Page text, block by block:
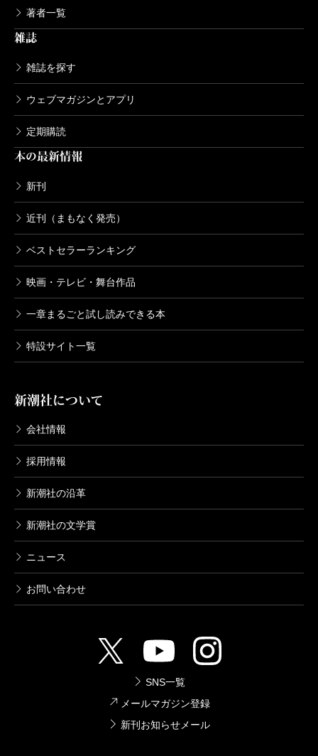
著者一覧
雑誌
雑誌を探す
ウェブマガジンとアプリ
定期購読
本の最新情報
新刊
近刊（まもなく発売）
ベストセラーランキング
映画・テレビ・舞台作品
一章まるごと試し読みできる本
特設サイト一覧
新潮社について
会社情報
採用情報
新潮社の沿革
新潮社の文学賞
ニュース
お問い合わせ
SNS一覧
メールマガジン登録
新刊お知らせメール